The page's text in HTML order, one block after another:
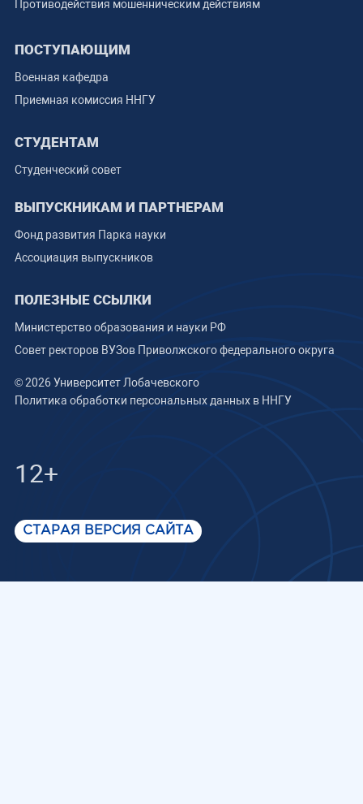
Противодействия мошенническим действиям
ПОСТУПАЮЩИМ
Военная кафедра
Приемная комиссия ННГУ
СТУДЕНТАМ
Студенческий совет
ВЫПУСКНИКАМ И ПАРТНЕРАМ
Фонд развития Парка науки
Ассоциация выпускников
ПОЛЕЗНЫЕ ССЫЛКИ
Министерство образования и науки РФ
Совет ректоров ВУЗов Приволжского федерального округа
© 2026 Университет Лобачевского
Политика обработки персональных данных в ННГУ
12+
СТАРАЯ ВЕРСИЯ САЙТА